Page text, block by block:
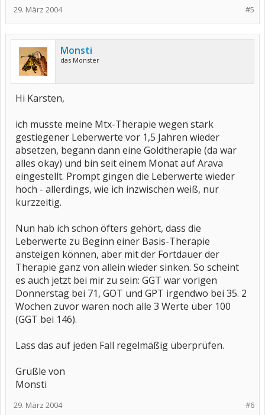
#5
29. März 2004
Monsti
das Monster
Hi Karsten,
ich musste meine Mtx-Therapie wegen stark
gestiegener Leberwerte vor 1,5 Jahren wieder
absetzen, begann dann eine Goldtherapie (da war
alles okay) und bin seit einem Monat auf Arava
eingestellt. Prompt gingen die Leberwerte wieder
hoch - allerdings, wie ich inzwischen weiß, nur
kurzzeitig.
Nun hab ich schon öfters gehört, dass die
Leberwerte zu Beginn einer Basis-Therapie
ansteigen können, aber mit der Fortdauer der
Therapie ganz von allein wieder sinken. So scheint
es auch jetzt bei mir zu sein: GGT war vorigen
Donnerstag bei 71, GOT und GPT irgendwo bei 35. 2
Wochen zuvor waren noch alle 3 Werte über 100
(GGT bei 146).
Lass das auf jeden Fall regelmäßig überprüfen.
Grüßle von
Monsti
#6
29. März 2004